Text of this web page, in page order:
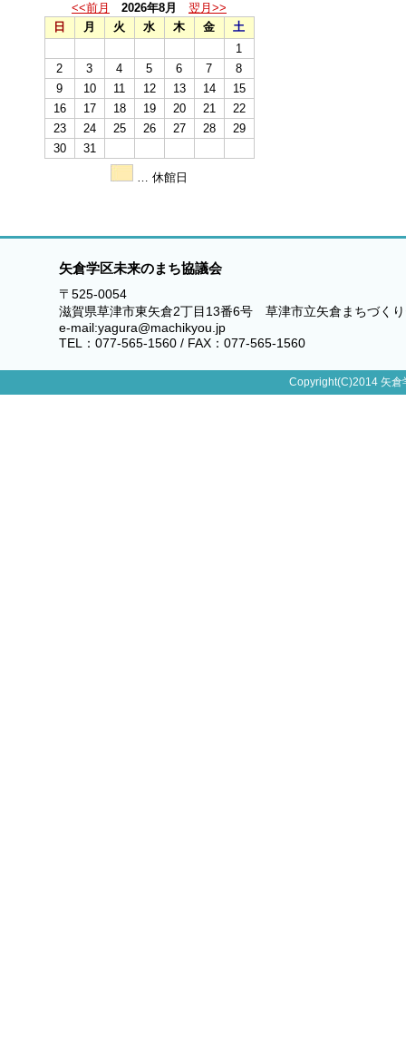
<<前月 2026年8月
翌月>>
日
月 火 水 木 金
土
1
2
3 4 5 6 7
8
9
10 11 12 13 14
15
16
17 18 19 20 21
22
23
24 25 26 27 28
29
30
31
… 休館日
矢倉学区未来のまち協議会
〒525-0054
滋賀県草津市東矢倉2丁目13番6号 草津市立矢倉まちづく
e-mail:yagura@machikyou.jp
TEL：077-565-1560 / FAX：077-565-1560
Copyright(C)2014 矢倉